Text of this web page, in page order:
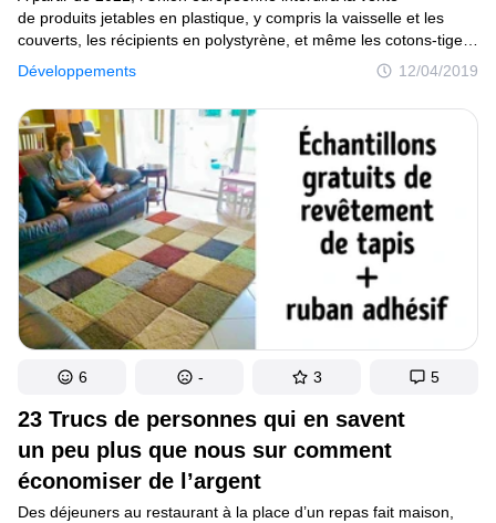
Développements 12/04/2019
de produits jetables en plastique, y compris la vaisselle et les
couverts, les récipients en polystyrène, et même les cotons-tiges
à base de plastique. Dans le même temps, des solutions
émergent et nous apprennent à transformer les déchets
en meubles fonctionnels, à produire de l’électricité à partir des
restes alimentaires, et à chauffer les maisons en marchant.
23 Trucs de personnes qui en savent
un peu plus que nous sur comment
économiser de l’argent
Des déjeuners au restaurant à la place d’un repas fait maison,
6 - 3 5